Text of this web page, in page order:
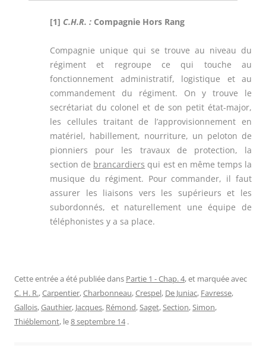
[1] C.H.R. : Compagnie Hors Rang
Compagnie unique qui se trouve au niveau du
régiment et regroupe ce qui touche au
fonctionnement administratif, logistique et au
commandement du régiment. On y trouve le
secrétariat du colonel et de son petit état-major,
les cellules traitant de l’approvisionnement en
matériel, habillement, nourriture, un peloton de
pionniers pour les travaux de protection, la
section de brancardiers qui est en même temps la
musique du régiment. Pour commander, il faut
assurer les liaisons vers les supérieurs et les
subordonnés, et naturellement une équipe de
téléphonistes y a sa place.
Cette entrée a été publiée dans Partie 1 - Chap. 4, et marquée avec
C. H. R.,Carpentier,Charbonneau,Crespel, De Juniac, Favresse,
Gallois,Gauthier, Jacques, Rémond,Saget,Section,Simon,
Thiéblemont, le8 septembre 14 .